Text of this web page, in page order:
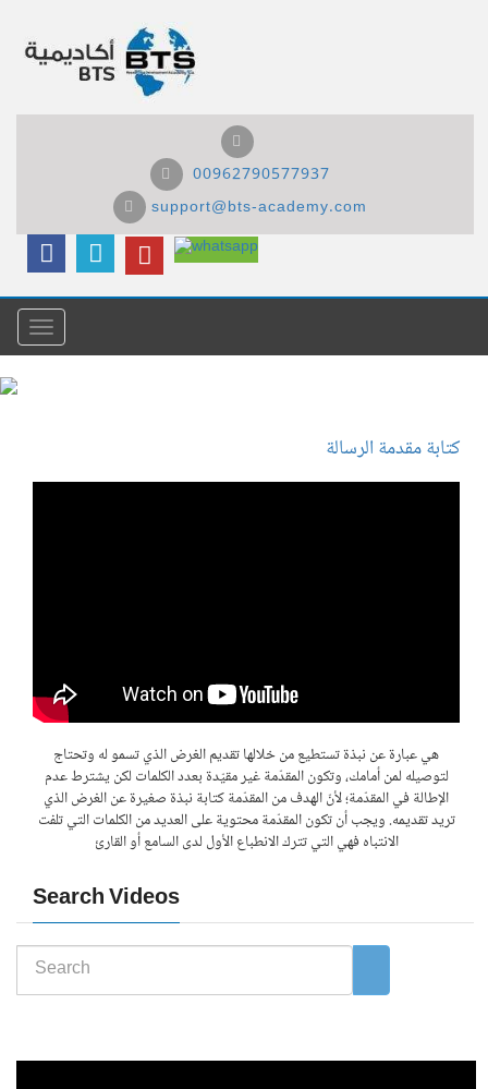
00962790577937
support@bts-academy.com
Menu
كتابة مقدمة الرسالة
هي عبارة عن نبذة تستطيع من خلالها تقديم الغرض الذي تسمو له وتحتاج
لتوصيله لمن أمامك، وتكون المقدّمة غير مقيّدة بعدد الكلمات لكن يشترط عدم
الإطالة في المقدّمة؛ لأنّ الهدف من المقدّمة كتابة نبذة صغيرة عن الغرض الذي
تريد تقديمه. ويجب أن تكون المقدّمة محتوية على العديد من الكلمات التي تلفت
الانتباه فهي التي تترك الانطباع الأول لدى السامع أو القارئ
Search Videos